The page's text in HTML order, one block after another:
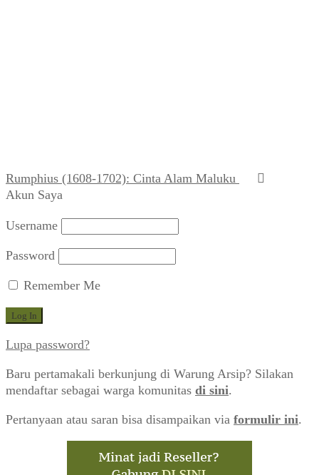
Rumphius (1608-1702): Cinta Alam Maluku
Akun Saya
Username
Password
Remember Me
Lupa password?
Baru pertamakali berkunjung di Warung Arsip? Silakan
mendaftar sebagai warga komunitas di sini.
Pertanyaan atau saran bisa disampaikan via formulir ini.